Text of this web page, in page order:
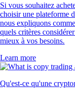
Si vous souhaitez
choisir une plateforme
nous expliquons
quels critères
mieux à vos besoins.
Learn more
Qu'est-ce qu'une